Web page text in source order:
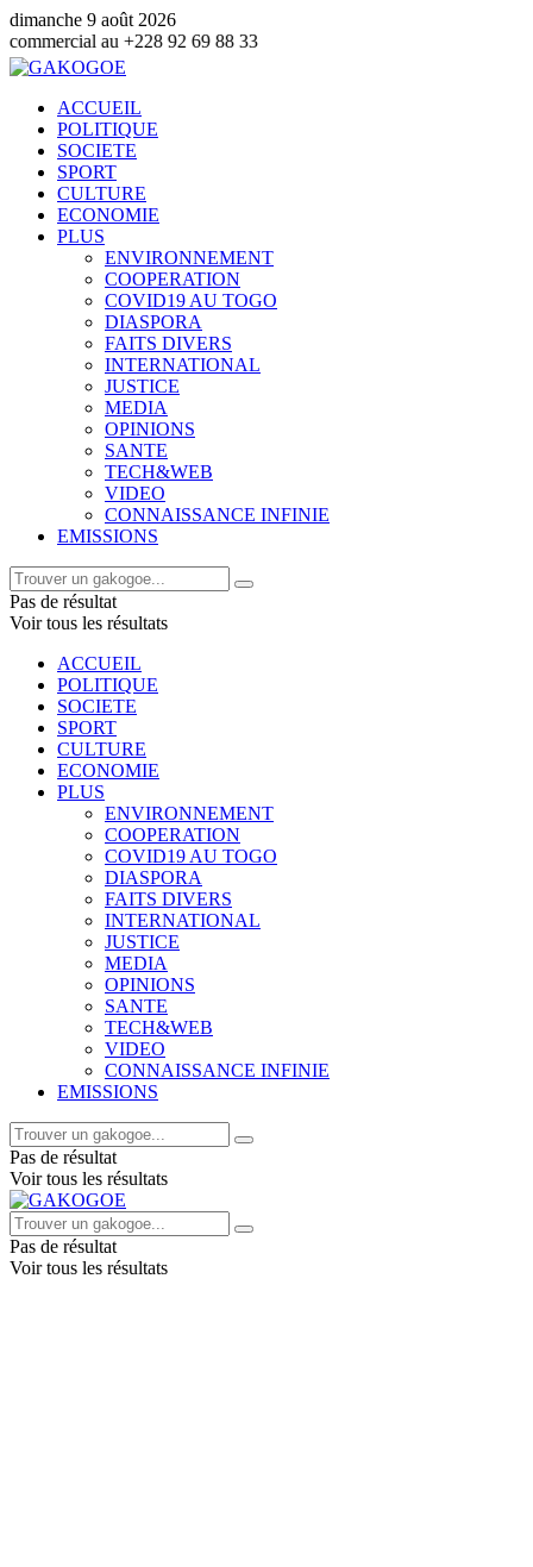
dimanche 9 août 2026
92 69 88 33
ACCUEIL
POLITIQUE
SOCIETE
SPORT
CULTURE
ECONOMIE
PLUS
ENVIRONNEMENT
COOPERATION
COVID19 AU TOGO
DIASPORA
FAITS DIVERS
INTERNATIONAL
JUSTICE
MEDIA
OPINIONS
SANTE
TECH&WEB
VIDEO
CONNAISSANCE INFINIE
EMISSIONS
Pas de résultat
Voir tous les résultats
ACCUEIL
POLITIQUE
SOCIETE
SPORT
CULTURE
ECONOMIE
PLUS
ENVIRONNEMENT
COOPERATION
COVID19 AU TOGO
DIASPORA
FAITS DIVERS
INTERNATIONAL
JUSTICE
MEDIA
OPINIONS
SANTE
TECH&WEB
VIDEO
CONNAISSANCE INFINIE
EMISSIONS
Pas de résultat
Voir tous les résultats
Pas de résultat
Voir tous les résultats